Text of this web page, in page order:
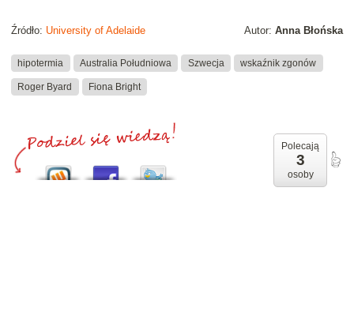
Autor: Anna Błońska
Źródło: University of Adelaide
hipotermia Australia Południowa Szwecja wskaźnik zgonów
Roger Byard Fiona Bright
Polecają
3
osoby